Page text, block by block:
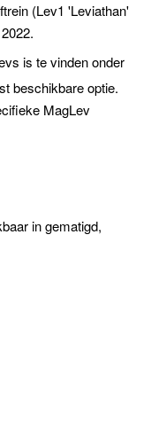
(Lev1 'Leviathan'
is te vinden onder
beschikbare optie.
MagLev
in gematigd,